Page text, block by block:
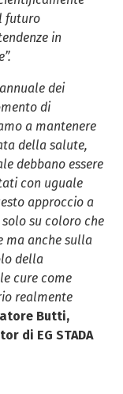
futuro
in
dei
di
a mantenere
della salute,
debbano essere
con uguale
approccio a
su coloro che
ma anche sulla
della
cure come
realmente
Butti,
di EG STADA